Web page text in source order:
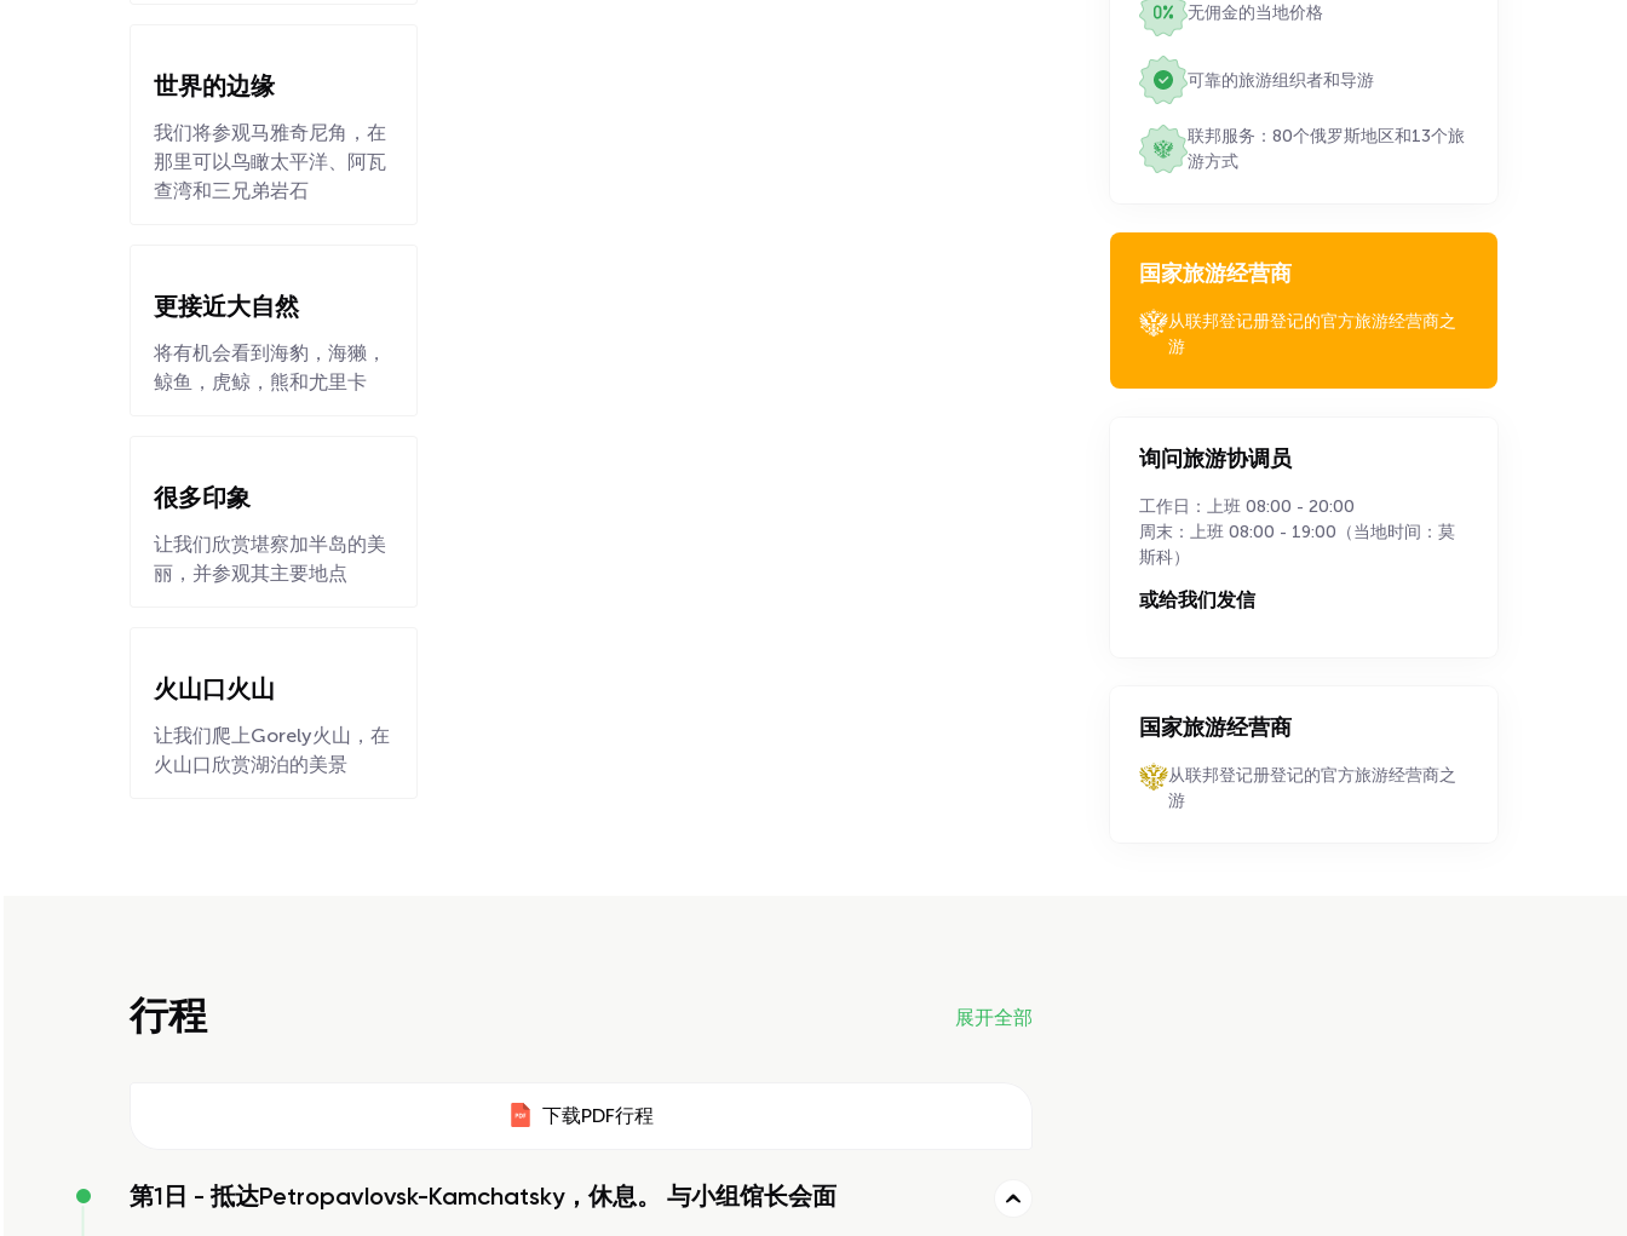
世界的边缘
我们将参观马雅奇尼角，在
那里可以鸟瞰太平洋、阿瓦
查湾和三兄弟岩石
更接近大自然
将有机会看到海豹，海獭，
鲸鱼，虎鲸，熊和尤里卡
很多印象
让我们欣赏堪察加半岛的美
丽，并参观其主要地点
火山口火山
让我们爬上Gorely火山，在
火山口欣赏湖泊的美景
行程 展开全部
下载PDF行程
第1日 - 抵达Petropavlovsk-Kamchatsky，休息。 与小组馆长会面
无佣金的当地价格
可靠的旅游组织者和导游
联邦服务：80个俄罗斯地区和13个旅
游方式
国家旅游经营商
从联邦登记册登记的官方旅游经营商之
游
询问旅游协调员
工作日：上班 08:00 - 20:00
周末：上班 08:00 - 19:00（当地时间：莫
斯科）
或给我们发信
国家旅游经营商
从联邦登记册登记的官方旅游经营商之
游